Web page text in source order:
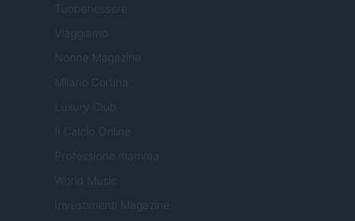
Tuobenessere
Viaggiamo
Nonne Magazine
Milano Cortina
Luxury Club
Il Calcio Online
Professione mamma
World Music
Investimenti Magazine